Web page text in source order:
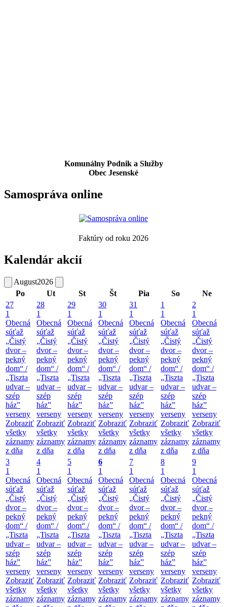
Komunálny Podnik a Služby
Obec Jesenské
Samospráva online
Faktúry od roku 2026
Kalendár akcií
August2026
Po
Ut St Št Pia So
Ne
27
1
Obecná
súťaž
„Čistý
dvor –
pekný
dom“ /
„Tiszta
udvar –
szép
ház”
verseny
Zobraziť
všetky
záznamy
z dňa
28
1
Obecná
súťaž
„Čistý
dvor –
pekný
dom“ /
„Tiszta
udvar –
szép
ház”
verseny
Zobraziť
všetky
záznamy
z dňa
29
1
Obecná
súťaž
„Čistý
dvor –
pekný
dom“ /
„Tiszta
udvar –
szép
ház”
verseny
Zobraziť
všetky
záznamy
z dňa
30
1
Obecná
súťaž
„Čistý
dvor –
pekný
dom“ /
„Tiszta
udvar –
szép
ház”
verseny
Zobraziť
všetky
záznamy
z dňa
31
1
Obecná
súťaž
„Čistý
dvor –
pekný
dom“ /
„Tiszta
udvar –
szép
ház”
verseny
Zobraziť
všetky
záznamy
z dňa
1
1
Obecná
súťaž
„Čistý
dvor –
pekný
dom“ /
„Tiszta
udvar –
szép
ház”
verseny
Zobraziť
všetky
záznamy
z dňa
2
1
Obecná
súťaž
„Čistý
dvor –
pekný
dom“ /
„Tiszta
udvar –
szép
ház”
verseny
Zobraziť
všetky
záznamy
z dňa
3
1
Obecná
súťaž
„Čistý
dvor –
pekný
dom“ /
„Tiszta
udvar –
szép
ház”
verseny
Zobraziť
všetky
záznamy
4
1
Obecná
súťaž
„Čistý
dvor –
pekný
dom“ /
„Tiszta
udvar –
szép
ház”
verseny
Zobraziť
všetky
záznamy
5
1
Obecná
súťaž
„Čistý
dvor –
pekný
dom“ /
„Tiszta
udvar –
szép
ház”
verseny
Zobraziť
všetky
záznamy
6
1
Obecná
súťaž
„Čistý
dvor –
pekný
dom“ /
„Tiszta
udvar –
szép
ház”
verseny
Zobraziť
všetky
záznamy
7
1
Obecná
súťaž
„Čistý
dvor –
pekný
dom“ /
„Tiszta
udvar –
szép
ház”
verseny
Zobraziť
všetky
záznamy
8
1
Obecná
súťaž
„Čistý
dvor –
pekný
dom“ /
„Tiszta
udvar –
szép
ház”
verseny
Zobraziť
všetky
záznamy
9
1
Obecná
súťaž
„Čistý
dvor –
pekný
dom“ /
„Tiszta
udvar –
szép
ház”
verseny
Zobraziť
všetky
záznamy